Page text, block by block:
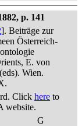
p. 141
]. Beiträge zur
Österreich-
E. von
Wien.
Click here to
website.
G